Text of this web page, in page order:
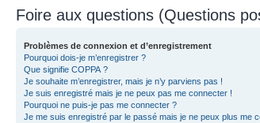
Foire aux questions (Questions
Problèmes de connexion et d’enregistrement
Pourquoi dois-je m’enregistrer ?
Que signifie COPPA ?
Je souhaite m’enregistrer, mais je n’y parviens pas !
Je suis enregistré mais je ne peux pas me connecter !
Pourquoi ne puis-je pas me connecter ?
Je me suis enregistré par le passé mais je ne peux plus me